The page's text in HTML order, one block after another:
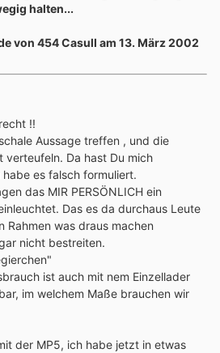
halten...
von 454 Casull am 13. März 2002
!!
Aussage treffen , und die
verteufeln. Da hast Du mich
es falsch formuliert.
das MIR PERSÖNLICH ein
Das es da durchaus Leute
was draus machen
nicht bestreiten.
ist auch mit nem Einzellader
im welchem Maße brauchen wir
der MP5, ich habe jetzt in etwas